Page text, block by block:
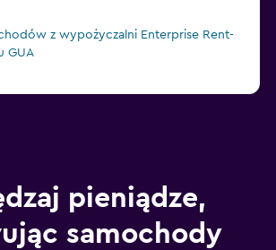
z wypożyczalni Enterprise Rent-
GUA
pieniądze,
samochody